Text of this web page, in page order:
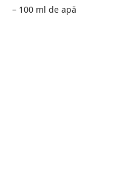
– 100 ml de apă